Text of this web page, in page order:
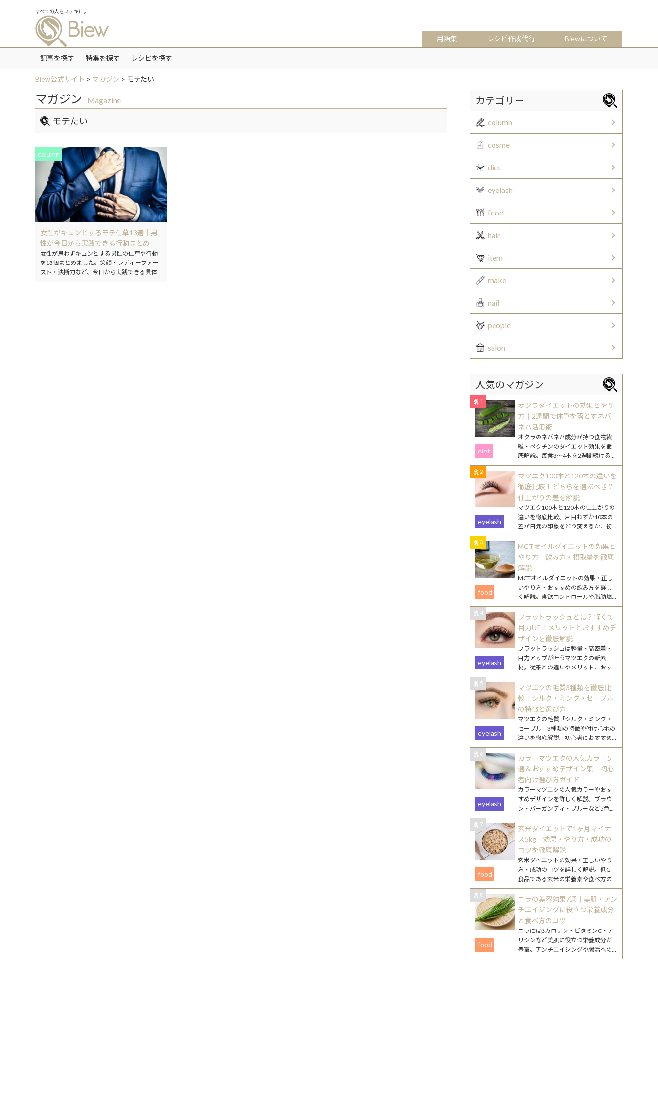
すべての人をステキに。
用語集 レシピ作成代行 Biewについて
記事を探す 特集を探す レシピを探す
Biew公式サイト > マガジン > モテたい
マガジン Magazine
モテたい
column
女性がキュンとするモテ仕草13選｜男
性が今日から実践できる行動まとめ
女性が思わずキュンとする男性の仕草や行動
を13個まとめました。笑顔・レディーファー
スト・決断力など、今日から実践できる具体
カテゴリー
column
cosme
diet
eyelash
food
hair
item
make
nail
people
salon
人気のマガジン
1
オクラダイエットの効果とやり
方｜2週間で体重を落とすネバ
ネバ活用術
diet
オクラのネバネバ成分が持つ食物繊
維・ペクチンのダイエット効果を徹
底解説。毎食3〜4本を2週間続けるや
り方や、効果を高める食べ合わせ・
調理のコツを紹介します。
2
マツエク100本と120本の違いを
徹底比較！どちらを選ぶべき？
仕上がりの差を解説
eyelash
マツエク100本と120本の仕上がりの
違いを徹底比較。片目わずか10本の
差が目元の印象をどう変えるか、初
心者向けの選び方やまつ毛ケアのポ
イントも詳しく解説します。
3
MCTオイルダイエットの効果と
やり方｜飲み方・摂取量を徹底
解説
food
MCTオイルダイエットの効果・正し
いやり方・おすすめの飲み方を詳し
く解説。食欲コントロールや脂肪燃
焼のメカニズムから、毎日続けるコ
ツまで丁寧にご紹介します。
4
フラットラッシュとは？軽くて
目力UP！メリットとおすすめデ
ザインを徹底解説
eyelash
フラットラッシュは軽量・高密着・
目力アップが叶うマツエクの新素
材。従来との違いやメリット、おす
すめデザインをわかりやすく解説し
ます。
5
マツエクの毛質3種類を徹底比
較！シルク・ミンク・セーブル
の特徴と選び方
eyelash
マツエクの毛質「シルク・ミンク・
セーブル」3種類の特徴や付け心地の
違いを徹底解説。初心者におすすめ
の選び方や、なりたい目元別のポイ
ントもご紹介します。
6
カラーマツエクの人気カラー5
選＆おすすめデザイン集｜初心
者向け選び方ガイド
eyelash
カラーマツエクの人気カラーやおす
すめデザインを詳しく解説。ブラウ
ン・バーガンディ・ブルーなど5色の
特徴と、初心者でも挑戦しやすい取
り入れ方を紹介します。
7
玄米ダイエットで1ヶ月マイナ
ス5kg｜効果・やり方・成功の
コツを徹底解説
food
玄米ダイエットの効果・正しいやり
方・成功のコツを詳しく解説。低GI
食品である玄米の栄養素や食べ方の
工夫、注意点まで、無理なく続ける
ためのポイントをまとめました。
8
ニラの美容効果7選｜美肌・アン
チエイジングに役立つ栄養成分
と食べ方のコツ
food
ニラにはβカロテン・ビタミンC・ア
リシンなど美肌に役立つ栄養成分が
豊富。アンチエイジングや腸活への
働きが期待できるニラの美容効果